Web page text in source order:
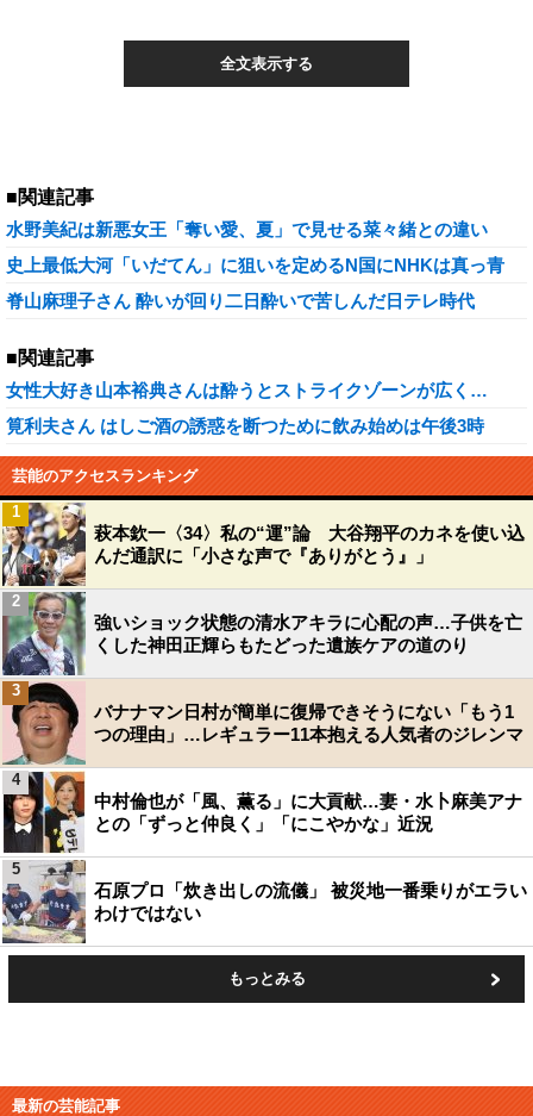
全文表示する
■関連記事
水野美紀は新悪女王「奪い愛、夏」で見せる菜々緒との違い
史上最低大河「いだてん」に狙いを定めるN国にNHKは真っ青
脊山麻理子さん 酔いが回り二日酔いで苦しんだ日テレ時代
■関連記事
女性大好き山本裕典さんは酔うとストライクゾーンが広く…
筧利夫さん はしご酒の誘惑を断つために飲み始めは午後3時
芸能のアクセスランキング
萩本欽一〈34〉私の“運”論 大谷翔平のカネを使い込
んだ通訳に「小さな声で『ありがとう』」
1
強いショック状態の清水アキラに心配の声…子供を亡
くした神田正輝らもたどった遺族ケアの道のり
2
バナナマン日村が簡単に復帰できそうにない「もう1
つの理由」…レギュラー11本抱える人気者のジレンマ
3
中村倫也が「風、薫る」に大貢献…妻・水卜麻美アナ
との「ずっと仲良く」「にこやかな」近況
4
石原プロ「炊き出しの流儀」 被災地一番乗りがエラい
わけではない
5
もっとみる
最新の芸能記事